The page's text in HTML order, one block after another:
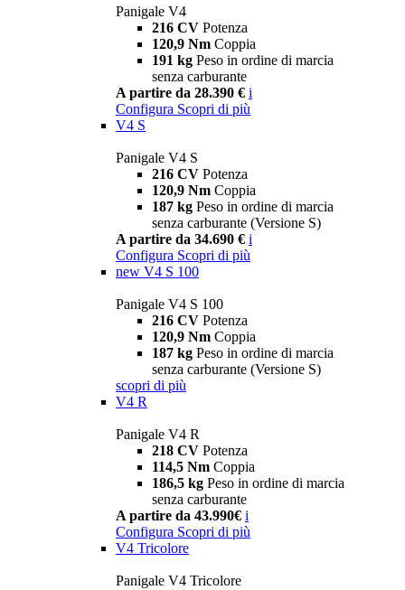
Panigale V4
216 CV Potenza
120,9 Nm Coppia
191 kg Peso in ordine di marcia
senza carburante
A partire da 28.390 € i
Configura Scopri di più
V4 S
Panigale V4 S
216 CV Potenza
120,9 Nm Coppia
187 kg Peso in ordine di marcia
senza carburante (Versione S)
A partire da 34.690 € i
Configura Scopri di più
new V4 S 100
Panigale V4 S 100
216 CV Potenza
120,9 Nm Coppia
187 kg Peso in ordine di marcia
senza carburante (Versione S)
scopri di più
V4 R
Panigale V4 R
218 CV Potenza
114,5 Nm Coppia
186,5 kg Peso in ordine di marcia
senza carburante
A partire da 43.990€ i
Configura Scopri di più
V4 Tricolore
Panigale V4 Tricolore